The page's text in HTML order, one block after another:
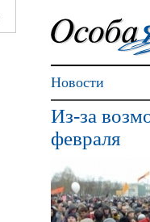
Новости
Из-за
февраля